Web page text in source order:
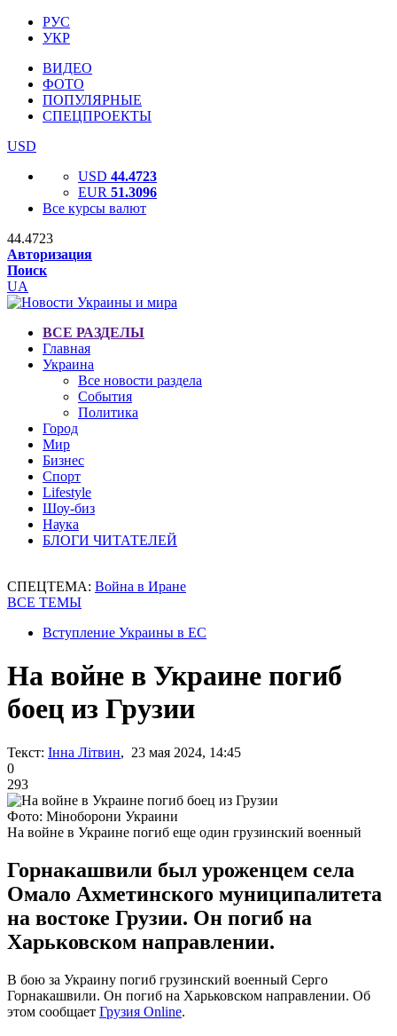
РУС
УКР
ВИДЕО
ФОТО
ПОПУЛЯРНЫЕ
СПЕЦПРОЕКТЫ
USD
USD 44.4723
EUR 51.3096
Все курсы валют
44.4723
Авторизация
Поиск
UA
ВСЕ РАЗДЕЛЫ
Главная
Украина
Все новости раздела
События
Политика
Город
Мир
Бизнес
Спорт
Lifestyle
Шоу-биз
Наука
БЛОГИ ЧИТАТЕЛЕЙ
СПЕЦТЕМА: Война в Иране
ВСЕ ТЕМЫ
Вступление Украины в ЕС
На войне в Украине погиб
боец из Грузии
Текст: Інна Літвин, 23 мая 2024, 14:45
0
293
Фото: Міноборони Украини
На войне в Украине погиб еще один грузинский военный
Горнакашвили был уроженцем села
Омало Ахметинского муниципалитета
на востоке Грузии. Он погиб на
Харьковском направлении.
В бою за Украину погиб грузинский военный Серго
Горнакашвили. Он погиб на Харьковском направлении. Об
этом сообщает Грузия Online.